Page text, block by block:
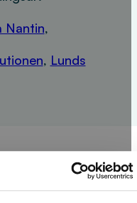
Nantin,
, Lunds